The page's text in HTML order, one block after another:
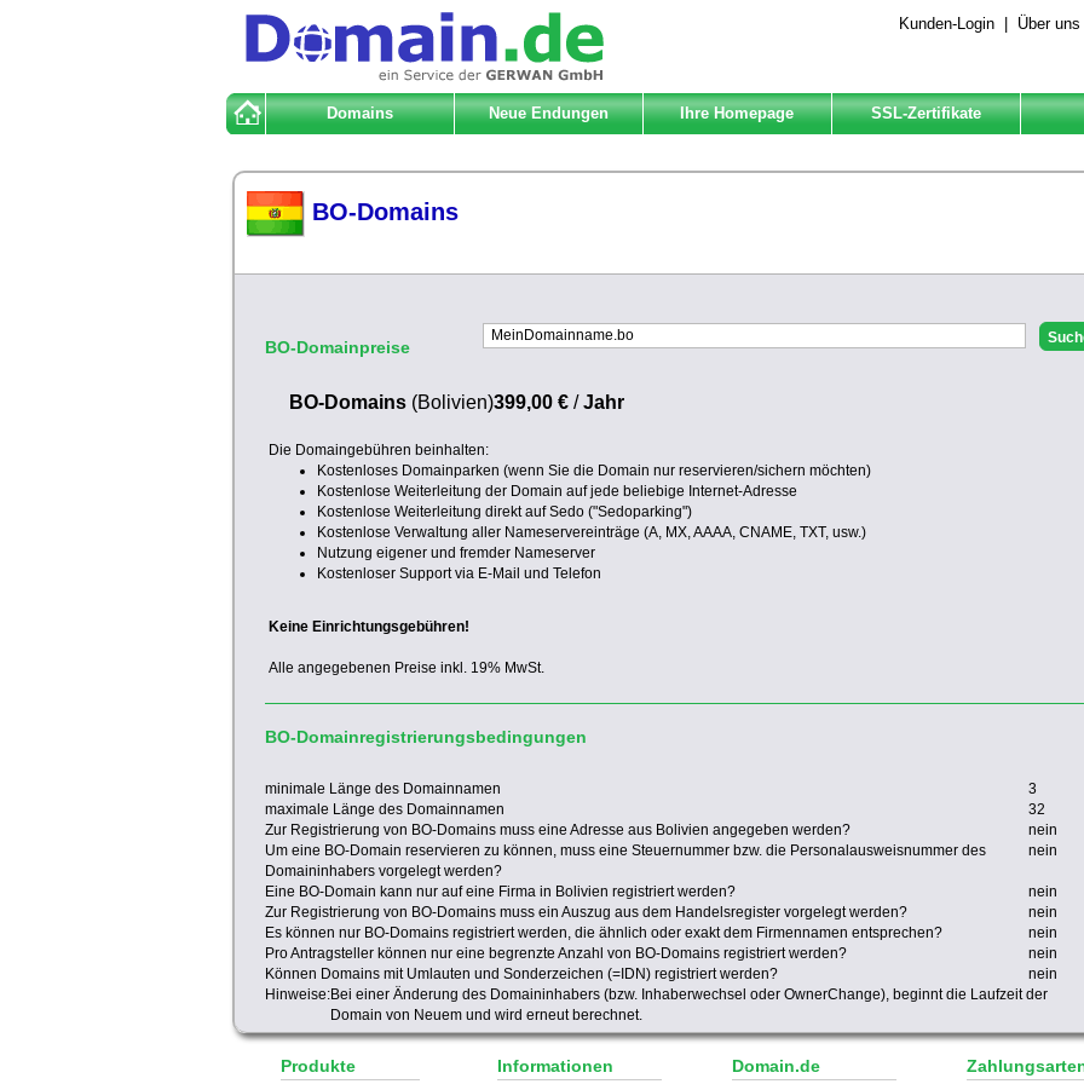
Kunden-Login Über uns
Domains Neue Endungen Ihre Homepage SSL-Zertifikate
BO-Domains
BO-Domainpreise
BO-Domains (Bolivien)399,00 € /Jahr
Die Domaingebühren beinhalten:
Kostenloses Domainparken (wenn Sie die Domain nur reservieren/sichern möchten)
Kostenlose Weiterleitung der Domain auf jede beliebige Internet-Adresse
Kostenlose Weiterleitung direkt auf Sedo ("Sedoparking")
Kostenlose Verwaltung aller Nameservereinträge (A, MX, AAAA, CNAME, TXT, usw.)
Nutzung eigener und fremder Nameserver
Kostenloser Support via E-Mail und Telefon
Keine Einrichtungsgebühren!
Alle angegebenen Preise inkl. 19% MwSt.
BO-Domainregistrierungsbedingungen
minimale Länge des Domainnamen
3
maximale Länge des Domainnamen
32
Zur Registrierung von BO-Domains muss eine Adresse aus Bolivien angegeben werden?
nein
Um eine BO-Domain reservieren zu können, muss eine Steuernummer bzw. die Personalausweisnummer des
Domaininhabers vorgelegt werden?
nein
Eine BO-Domain kann nur auf eine Firma in Bolivien registriert werden?
nein
Zur Registrierung von BO-Domains muss ein Auszug aus dem Handelsregister vorgelegt werden?
nein
Es können nur BO-Domains registriert werden, die ähnlich oder exakt dem Firmennamen entsprechen?
nein
Pro Antragsteller können nur eine begrenzte Anzahl von BO-Domains registriert werden?
nein
Können Domains mit Umlauten und Sonderzeichen (=IDN) registriert werden?
nein
Hinweise:Bei einer Änderung des Domaininhabers (bzw. Inhaberwechsel oder OwnerChange), beginnt die Laufzeit der
Domain von Neuem und wird erneut berechnet.
Produkte Informationen Domain.de